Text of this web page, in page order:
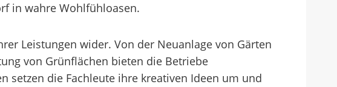
in wahre Wohlfühloasen.
Leistungen wider. Von der Neuanlage von Gärten
von Grünflächen bieten die Betriebe
setzen die Fachleute ihre kreativen Ideen um und